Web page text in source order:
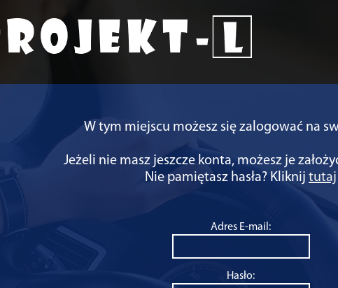
W tym miejscu możesz się zalogować na
Jeżeli nie masz jeszcze konta, możesz je
Nie pamiętasz hasła? Kliknij tutaj
Adres E-mail:
Hasło: